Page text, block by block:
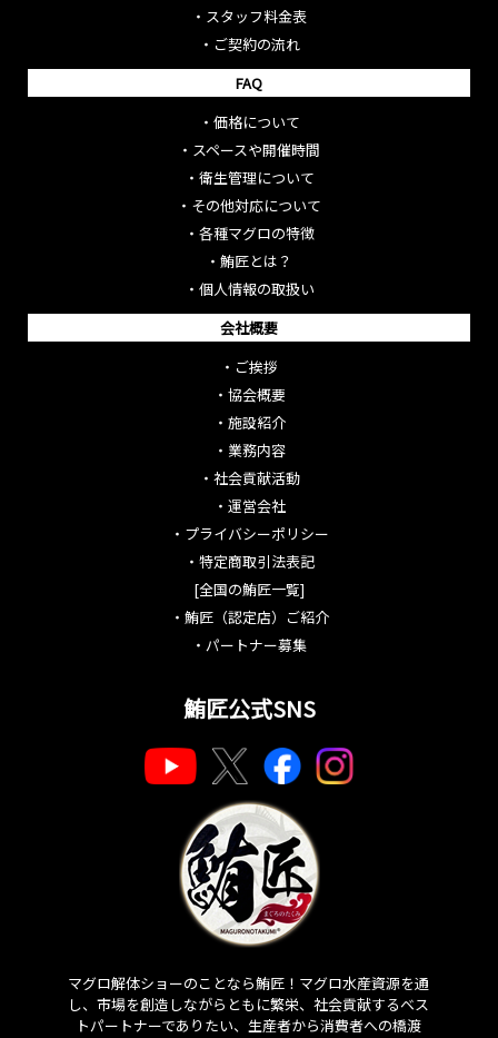
・ スタッフ料金表
・ ご契約の流れ
FAQ
・ 価格について
・ スペースや開催時間
・ 衛生管理について
・ その他対応について
・ 各種マグロの特徴
・ 鮪匠とは？
・ 個人情報の取扱い
会社概要
・ ご挨拶
・ 協会概要
・ 施設紹介
・ 業務内容
・ 社会貢献活動
・ 運営会社
・ プライバシーポリシー
・ 特定商取引法表記
[全国の鮪匠一覧]
・ 鮪匠（認定店）ご紹介
・ パートナー募集
鮪匠公式SNS
マグロ解体ショーのことなら鮪匠！マグロ水産資源を通
し、市場を創造しながらともに繁栄、社会貢献するベス
トパートナーでありたい、生産者から消費者への橋渡